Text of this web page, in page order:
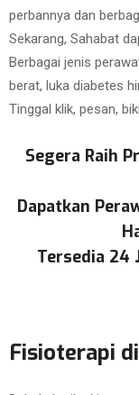
perbannya dan
Sekarang, Sahabat
Berbagai jenis
berat, luka diabetes
Tinggal klik, pesan,
Segera Raih
Dapatkan
Tersedia 24
Fisioterapi